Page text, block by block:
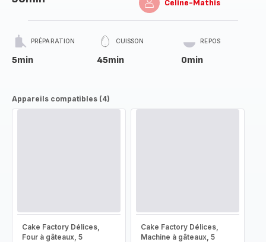
Celine-Mathis
PRÉPARATION
5min
CUISSON
45min
REPOS
0min
Appareils compatibles (4)
Cake Factory Délices,
Four à gâteaux, 5
Cake Factory Délices,
Machine à gâteaux, 5